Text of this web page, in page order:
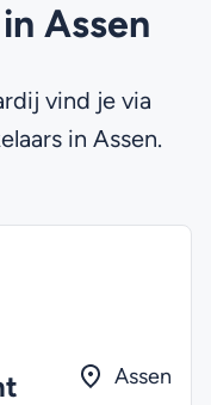
Assen
vind je via
in Assen.
Assen